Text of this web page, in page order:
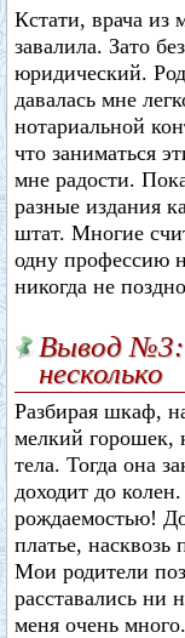
Кстати, врача из
завалила. Зато
юридический.
давалась мне
нотариальной
что заниматься
мне радости.
разные издания
штат. Многие
одну профессию
никогда не
Вывод
несколько
Разбирая шкаф,
мелкий горошек,
тела. Тогда она
доходит до
рождаемостью!
платье,
Мои родители
расставались ни
меня очень